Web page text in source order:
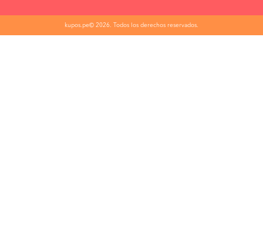
kupos.pe© 2026. Todos los derechos reservados.